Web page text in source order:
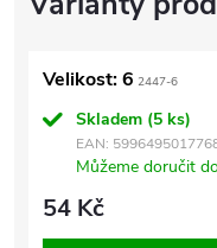
Velikost: 6 2447-6
Skladem (5 ks)
EAN:
Můžeme doručit
54 Kč